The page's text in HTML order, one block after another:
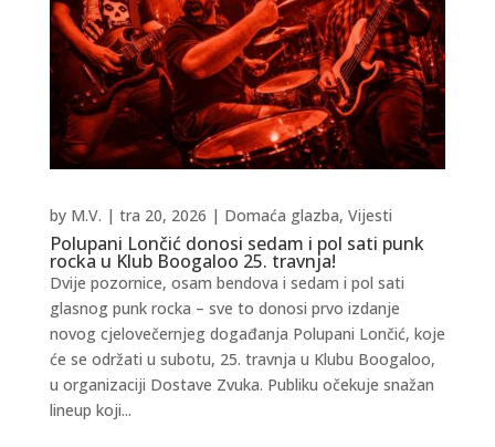
Polupani Lončić donosi sedam i pol sati punk
rocka u Klub Boogaloo 25. travnja!
by M.V. | tra 20, 2026 | Domaća glazba, Vijesti
Dvije pozornice, osam bendova i sedam i pol sati
glasnog punk rocka – sve to donosi prvo izdanje
novog cjelovečernjeg događanja Polupani Lončić, koje
će se održati u subotu, 25. travnja u Klubu Boogaloo,
u organizaciji Dostave Zvuka. Publiku očekuje snažan
lineup koji...